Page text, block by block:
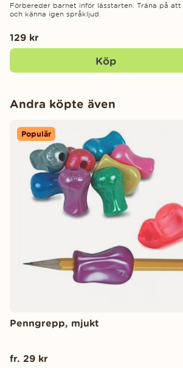
Förbereder barnet inför lässtarten. Träna på att
och känna igen språkljud.
129 kr
Köp
Andra köpte även
Populär
Penngrepp, mjukt
fr. 29 kr